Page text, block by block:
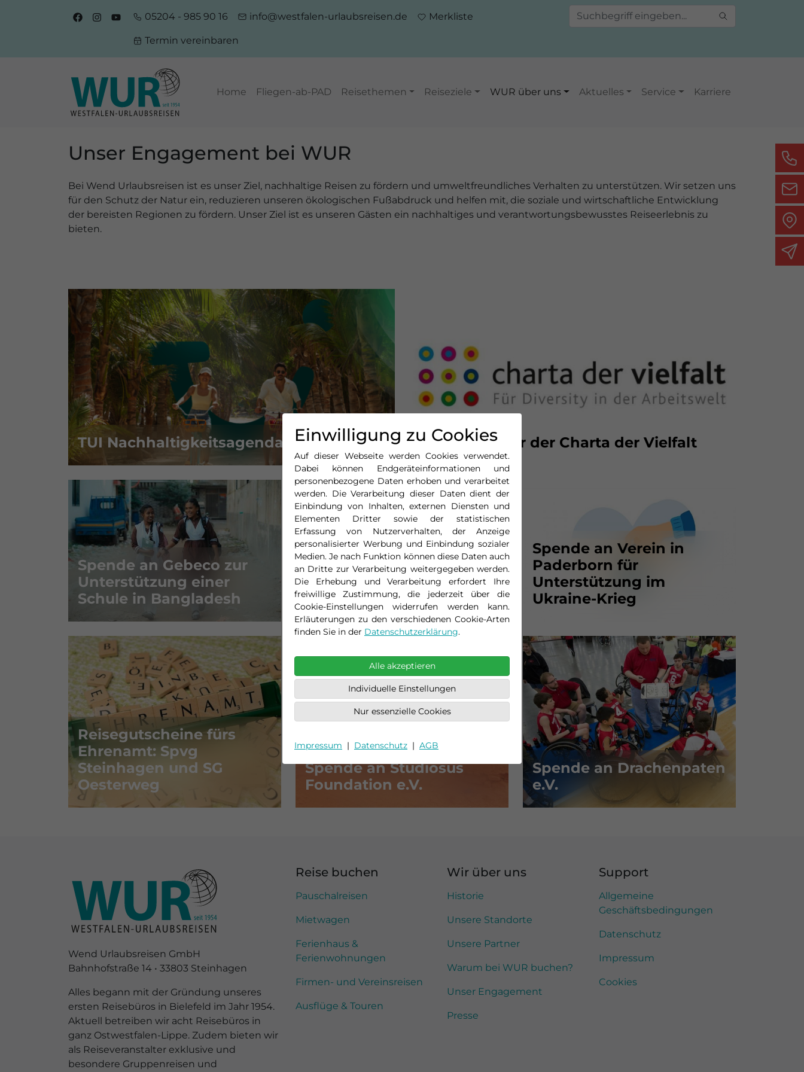
05204 - 985 90 16 info@westfalen-urlaubsreisen.de Merkliste
Termin vereinbaren
Home Fliegen-ab-PAD Reisethemen Reiseziele WUR über uns Aktuelles Service Karriere
Unser Engagement bei WUR
Bei Wend Urlaubsreisen ist es unser Ziel, nachhaltige Reisen zu fördern und umweltfreundliches Verhalten zu unterstützen. Wir setzen uns
für den Schutz der Natur ein, reduzieren unseren ökologischen Fußabdruck und helfen mit, die soziale und wirtschaftliche Entwicklung
der bereisten Regionen zu fördern. Unser Ziel ist es unseren Gästen ein nachhaltiges und verantwortungsbewusstes Reiseerlebnis zu
bieten.
TUI Nachhaltigkeitsagenda Unterzeichner der Charta der Vielfalt
Spende an Gebeco zur
Unterstützung einer
Schule in Bangladesh
Spende an Bielefeld
United
Spende an Verein in
Paderborn für
Unterstützung im
Ukraine-Krieg
Reisegutscheine fürs
Ehrenamt: Spvg
Steinhagen und SG
Oesterweg
Spende an Studiosus
Foundation e.V.
Spende an Drachenpaten
e.V.
Einwilligung zu Cookies
Auf dieser Webseite werden Cookies verwendet.
Dabei können Endgeräteinformationen und
personenbezogene Daten erhoben und verarbeitet
werden. Die Verarbeitung dieser Daten dient der
Einbindung von Inhalten, externen Diensten und
Elementen Dritter sowie der statistischen
Erfassung von Nutzerverhalten, der Anzeige
personalisierter Werbung und Einbindung sozialer
Medien. Je nach Funktion können diese Daten auch
an Dritte zur Verarbeitung weitergegeben werden.
Die Erhebung und Verarbeitung erfordert Ihre
freiwillige Zustimmung, die jederzeit über die
Cookie-Einstellungen widerrufen werden kann.
Erläuterungen zu den verschiedenen Cookie-Arten
finden Sie in der Datenschutzerklärung.
Alle akzeptieren
Individuelle Einstellungen
Nur essenzielle Cookies
Impressum | Datenschutz | AGB
Wend Urlaubsreisen GmbH
Bahnhofstraße 14 • 33803 Steinhagen
Alles begann mit der Gründung unseres
ersten Reisebüros in Bielefeld im Jahr 1954.
Aktuell betreiben wir acht Reisebüros in
ganz Ostwestfalen-Lippe. Zudem bieten wir
als Reiseveranstalter exklusive und
besondere Gruppenreisen und
Reise buchen
Pauschalreisen
Mietwagen
Ferienhaus &
Ferienwohnungen
Firmen- und Vereinsreisen
Ausflüge & Touren
Wir über uns
Historie
Unsere Standorte
Unsere Partner
Warum bei WUR buchen?
Unser Engagement
Presse
Support
Allgemeine
Geschäftsbedingungen
Datenschutz
Impressum
Cookies